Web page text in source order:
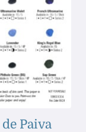
Paiva